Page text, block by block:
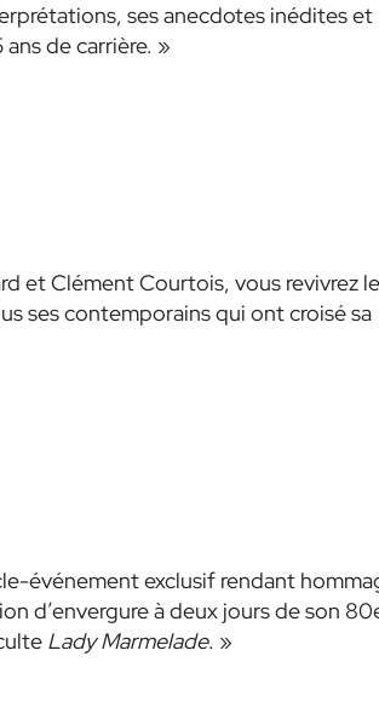
ses anecdotes inédites et
de carrière. »
et Clément Courtois, vous revivrez
ses contemporains qui ont croisé sa
événement exclusif rendant
d’envergure à deux jours de son
Lady Marmelade. »